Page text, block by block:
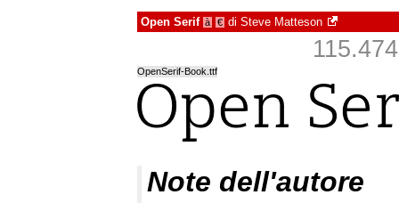
Open Serif à € di Steve Matteson
OpenSerif-Book.ttf
Note dell'autore